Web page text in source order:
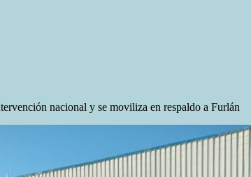
nacional y se moviliza en respaldo a Furlán